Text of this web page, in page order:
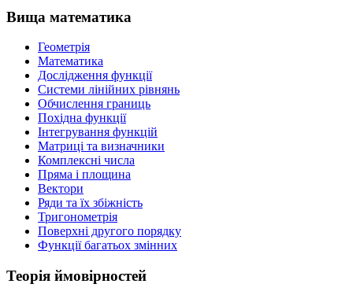
Вища математика
Геометрія
Математика
Дослідження функції
Системи лінійних рівнянь
Обчислення границь
Похідна функції
Інтегрування функцій
Матриці та визначники
Комплексні числа
Пряма і площина
Вектори
Ряди та їх збіжність
Тригонометрія
Поверхні другого порядку
Функції багатьох змінних
Теорія ймовірностей